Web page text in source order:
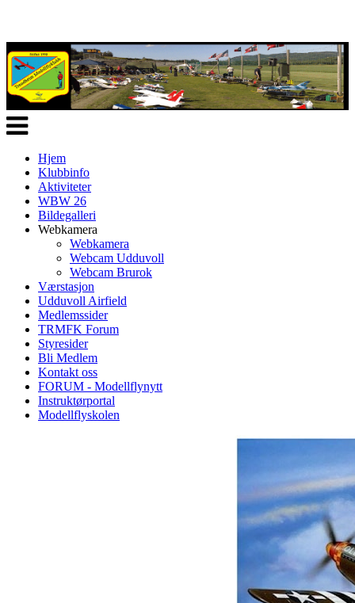
Veksle
navigasjon
Hjem
Klubbinfo
Aktiviteter
WBW 26
Bildegalleri
Webkamera
Webkamera
Webcam Udduvoll
Webcam Brurok
Værstasjon
Udduvoll Airfield
Medlemssider
TRMFK Forum
Styresider
Bli Medlem
Kontakt oss
FORUM - Modellflynytt
Instruktørportal
Modellflyskolen